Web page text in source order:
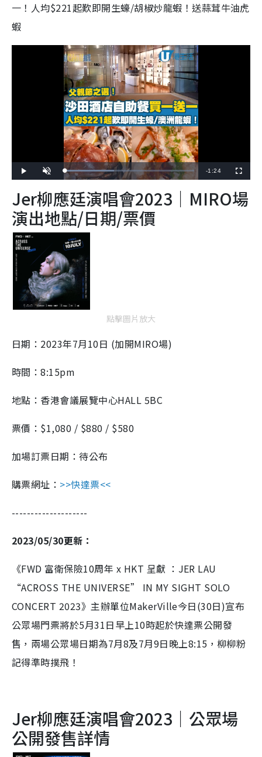
一！人均$221起歎即開生蠔/胡椒炒龍蝦！送蒜茸牛油虎
蝦
l
n
t
e
L
o
e
d
:
3
8
.
5
R
m
-1:24
u
s
c
Jer柳應廷演唱會2023｜MIRO場
演出地點/日期/票價
點擊圖片放大
日期：2023年7月10日 (加開MIRO場)
時間：8:15pm
地點：香港會議展覽中心HALL 5BC
票價：$1,080 / $880 / $580
加場訂票日期：待公布
購票網址：​​ >>快達票<<
--------------------
2023/05/30更新：
《FWD 富衛保險10周年 x HKT 呈獻 ：JER LAU
“ACROSS THE UNIVERSE” IN MY SIGHT SOLO
CONCERT 2023》主辦單位MakerVille今日(30日)宣布
公眾場門票將於5月31日早上10時起於快達票公開發
售，兩場公眾場日期為7月8及7月9日晚上8:15，柳柳粉
記得準時撲飛！
Jer柳應廷演唱會2023｜公眾場
公開發售詳情